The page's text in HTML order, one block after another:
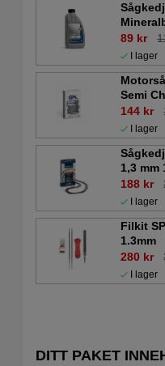
89 kr
I lager
Semi
1,3mm
144 kr
I lager
1,3 mm
CUT
188 kr
I lager
Filkit
1.3mm
280 kr
I lager
DITT PAKET